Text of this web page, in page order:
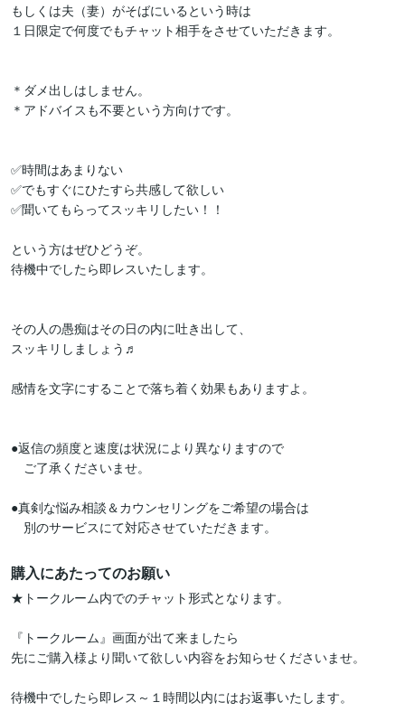
もしくは夫（妻）がそばにいるという時は
１日限定で何度でもチャット相手をさせていただきます。
＊ダメ出しはしません。
＊アドバイスも不要という方向けです。
✅時間はあまりない
✅でもすぐにひたすら共感して欲しい
✅聞いてもらってスッキリしたい！！
という方はぜひどうぞ。
待機中でしたら即レスいたします。
その人の愚痴はその日の内に吐き出して、
スッキリしましょう♬
感情を文字にすることで落ち着く効果もありますよ。
●返信の頻度と速度は状況により異なりますので
ご了承くださいませ。
●真剣な悩み相談＆カウンセリングをご希望の場合は
別のサービスにて対応させていただきます。
購入にあたってのお願い
★トークルーム内でのチャット形式となります。
『トークルーム』画面が出て来ましたら
先にご購入様より聞いて欲しい内容をお知らせくださいませ。
待機中でしたら即レス～１時間以内にはお返事いたします。